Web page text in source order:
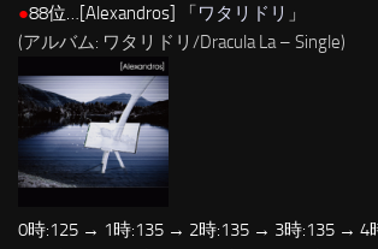
●88位…[Alexandros] 「ワタリドリ 」
(アルバム: ワタリドリ/Dracula La – Single)
0時:125 → 1時:135 → 2時:135 → 3時:135 → 4